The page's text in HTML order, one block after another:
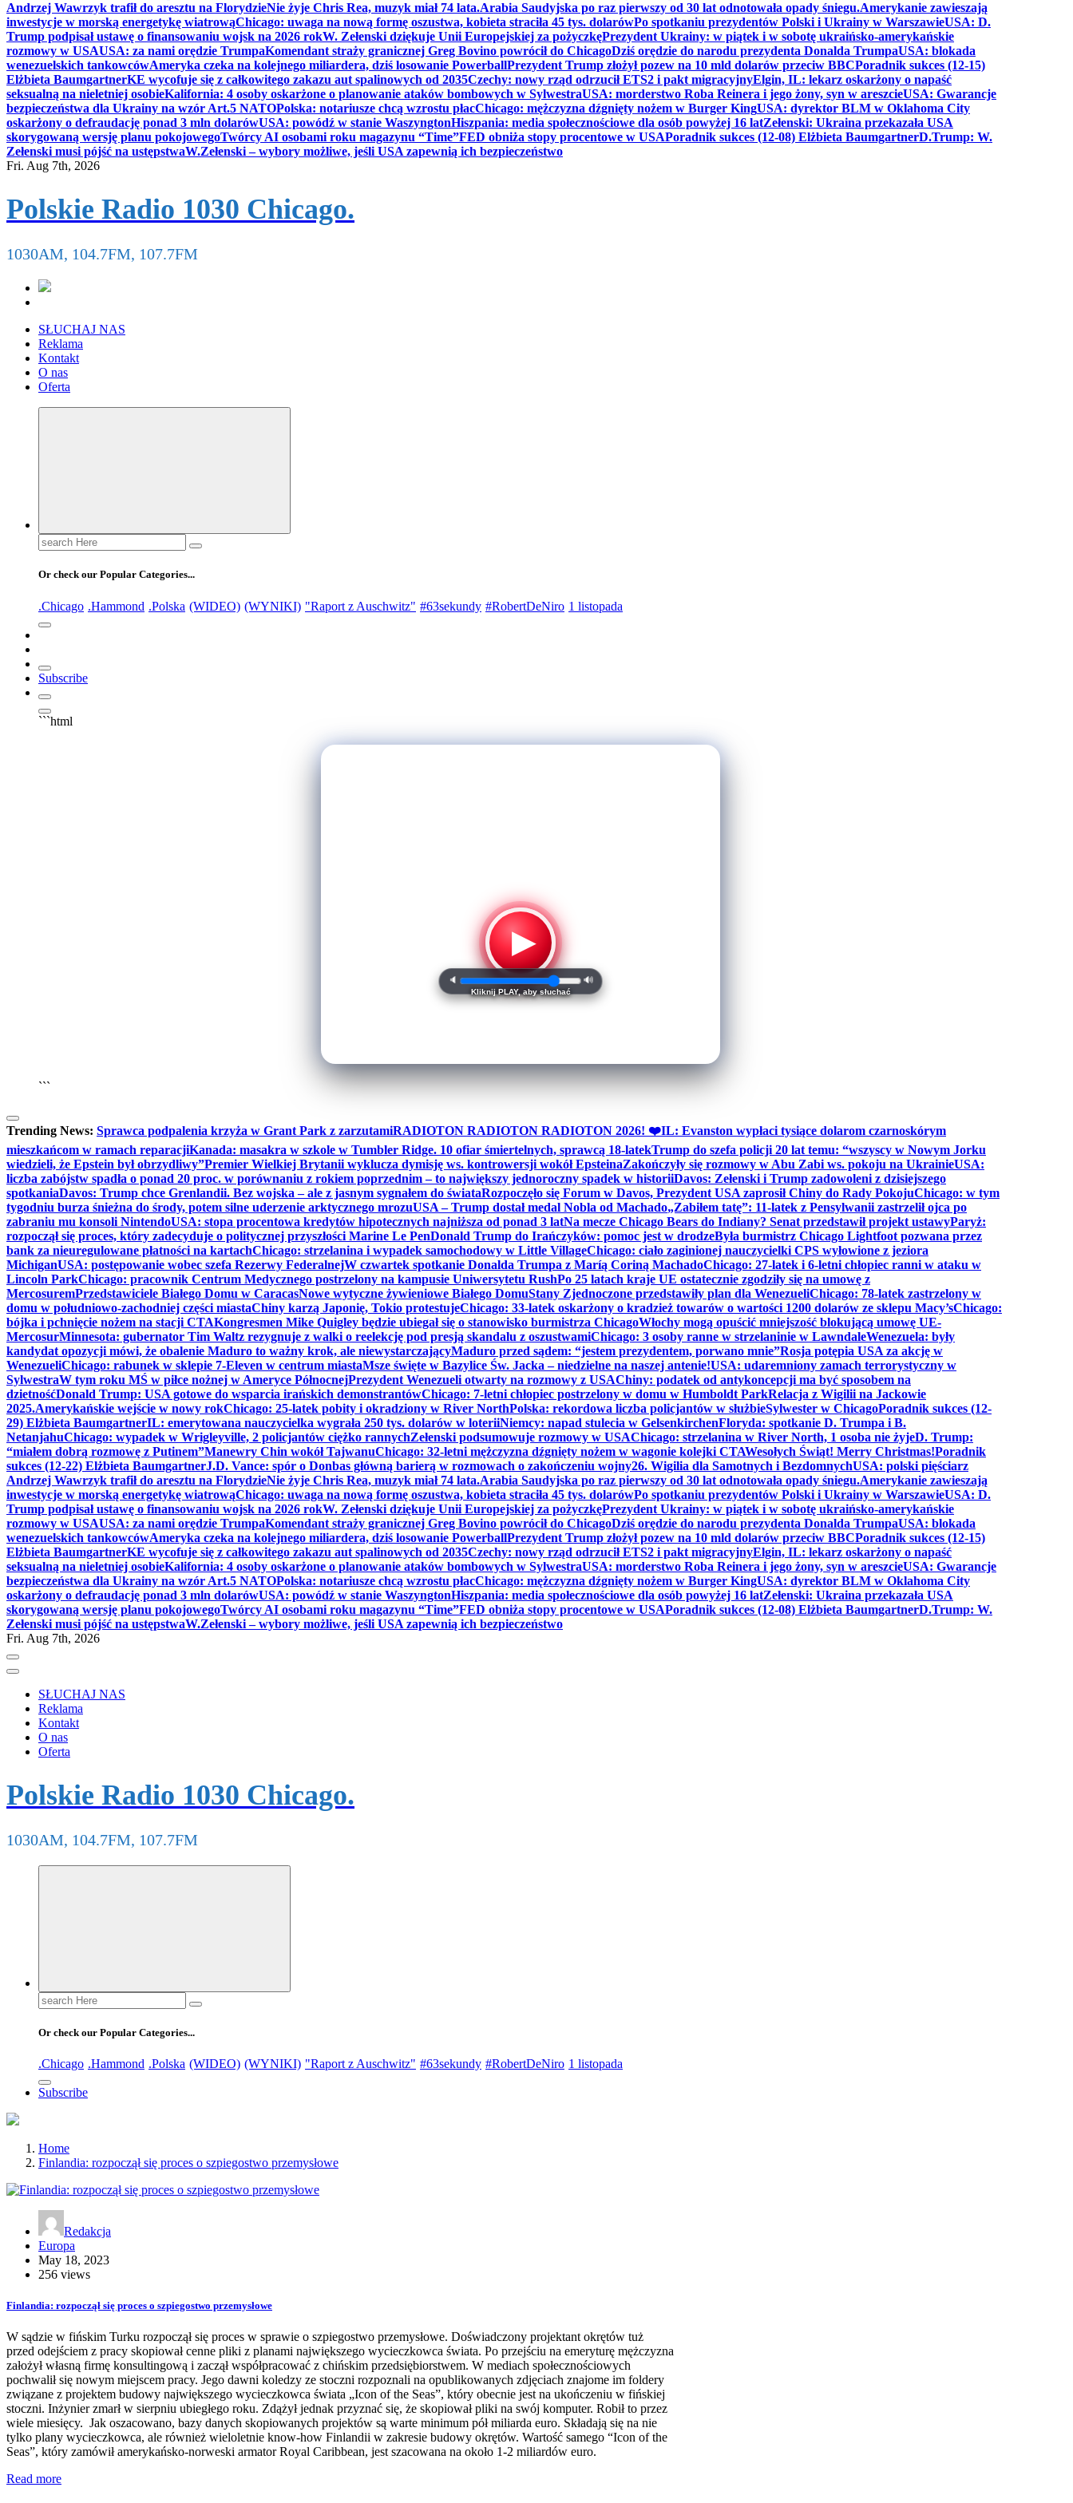
Andrzej Wawrzyk trafił do aresztu na FlorydzieNie żyje Chris Rea, muzyk miał 74 lata.Arabia Saudyjska po raz pierwszy od 30 lat odnotowała opady śniegu.Amerykanie zawieszają
inwestycje w morską energetykę wiatrowąChicago: uwaga na nową formę oszustwa, kobieta straciła 45 tys. dolarówPo spotkaniu prezydentów Polski i Ukrainy w WarszawieUSA: D.
Trump podpisał ustawę o finansowaniu wojsk na 2026 rokW. Zełenski dziękuje Unii Europejskiej za pożyczkęPrezydent Ukrainy: w piątek i w sobotę ukraińsko-amerykańskie
rozmowy w USAUSA: za nami orędzie TrumpaKomendant straży granicznej Greg Bovino powrócił do ChicagoDziś orędzie do narodu prezydenta Donalda TrumpaUSA: blokada
wenezuelskich tankowcówAmeryka czeka na kolejnego miliardera, dziś losowanie PowerballPrezydent Trump złożył pozew na 10 mld dolarów przeciw BBCPoradnik sukces (12-15)
Elżbieta BaumgartnerKE wycofuje się z całkowitego zakazu aut spalinowych od 2035Czechy: nowy rząd odrzucił ETS2 i pakt migracyjnyElgin, IL: lekarz oskarżony o napaść
seksualną na nieletniej osobieKalifornia: 4 osoby oskarżone o planowanie ataków bombowych w SylwestraUSA: morderstwo Roba Reinera i jego żony, syn w areszcieUSA: Gwarancje
bezpieczeństwa dla Ukrainy na wzór Art.5 NATOPolska: notariusze chcą wzrostu płacChicago: mężczyzna dźgnięty nożem w Burger KingUSA: dyrektor BLM w Oklahoma City
oskarżony o defraudację ponad 3 mln dolarówUSA: powódź w stanie WaszyngtonHiszpania: media społecznościowe dla osób powyżej 16 latZełenski: Ukraina przekazała USA
skorygowaną wersję planu pokojowegoTwórcy AI osobami roku magazynu “Time”FED obniża stopy procentowe w USAPoradnik sukces (12-08) Elżbieta BaumgartnerD.Trump: W.
Zełenski musi pójść na ustępstwaW.Zełenski – wybory możliwe, jeśli USA zapewnią ich bezpieczeństwo
Fri. Aug 7th, 2026
Polskie Radio 1030 Chicago.
1030AM, 104.7FM, 107.7FM
SŁUCHAJ NAS
Reklama
Kontakt
O nas
Oferta
Search
for:
Or check our Popular Categories...
.Chicago .Hammond .Polska (WIDEO) (WYNIKI) "Raport z Auschwitz" #63sekundy #RobertDeNiro 1 listopada
Subscribe
```html
▶
🔈 🔊
Kliknij PLAY, aby słuchać
```
Trending News: Sprawca podpalenia krzyża w Grant Park z zarzutamiRADIOTON RADIOTON RADIOTON 2026! ❤️IL: Evanston wypłaci tysiące dolarom czarnoskórym
mieszkańcom w ramach reparacjiKanada: masakra w szkole w Tumbler Ridge. 10 ofiar śmiertelnych, sprawcą 18-latekTrump do szefa policji 20 lat temu: “wszyscy w Nowym Jorku
wiedzieli, że Epstein był obrzydliwy”Premier Wielkiej Brytanii wyklucza dymisję ws. kontrowersji wokół EpsteinaZakończyły się rozmowy w Abu Zabi ws. pokoju na UkrainieUSA:
liczba zabójstw spadła o ponad 20 proc. w porównaniu z rokiem poprzednim – to największy jednoroczny spadek w historiiDavos: Zełenski i Trump zadowoleni z dzisiejszego
spotkaniaDavos: Trump chce Grenlandii. Bez wojska – ale z jasnym sygnałem do świataRozpoczęło się Forum w Davos, Prezydent USA zaprosił Chiny do Rady PokojuChicago: w tym
tygodniu burza śnieżna do środy, potem silne uderzenie arktycznego mrozuUSA – Trump dostał medal Nobla od Machado„Zabiłem tatę”: 11-latek z Pensylwanii zastrzelił ojca po
zabraniu mu konsoli NintendoUSA: stopa procentowa kredytów hipotecznych najniższa od ponad 3 latNa mecze Chicago Bears do Indiany? Senat przedstawił projekt ustawyParyż:
rozpoczął się proces, który zadecyduje o politycznej przyszłości Marine Le PenDonald Trump do Irańczyków: pomoc jest w drodzeByła burmistrz Chicago Lightfoot pozwana przez
bank za nieuregulowane płatności na kartachChicago: strzelanina i wypadek samochodowy w Little VillageChicago: ciało zaginionej nauczycielki CPS wyłowione z jeziora
MichiganUSA: postępowanie wobec szefa Rezerwy FederalnejW czwartek spotkanie Donalda Trumpa z Maríą Coriną MachadoChicago: 27-latek i 6-letni chłopiec ranni w ataku w
Lincoln ParkChicago: pracownik Centrum Medycznego postrzelony na kampusie Uniwersytetu RushPo 25 latach kraje UE ostatecznie zgodziły się na umowę z
MercosuremPrzedstawiciele Białego Domu w CaracasNowe wytyczne żywieniowe Białego DomuStany Zjednoczone przedstawiły plan dla WenezueliChicago: 78-latek zastrzelony w
domu w południowo-zachodniej części miastaChiny karzą Japonię, Tokio protestujeChicago: 33-latek oskarżony o kradzież towarów o wartości 1200 dolarów ze sklepu Macy’sChicago:
bójka i pchnięcie nożem na stacji CTAKongresmen Mike Quigley będzie ubiegał się o stanowisko burmistrza ChicagoWłochy mogą opuścić mniejszość blokującą umowę UE-
MercosurMinnesota: gubernator Tim Waltz rezygnuje z walki o reelekcję pod presją skandalu z oszustwamiChicago: 3 osoby ranne w strzelaninie w LawndaleWenezuela: były
kandydat opozycji mówi, że obalenie Maduro to ważny krok, ale niewystarczającyMaduro przed sądem: “jestem prezydentem, porwano mnie”Rosja potępia USA za akcję w
WenezueliChicago: rabunek w sklepie 7-Eleven w centrum miastaMsze święte w Bazylice Św. Jacka – niedzielne na naszej antenie!USA: udaremniony zamach terrorystyczny w
SylwestraW tym roku MŚ w piłce nożnej w Ameryce PółnocnejPrezydent Wenezueli otwarty na rozmowy z USAChiny: podatek od antykoncepcji ma być sposobem na
dzietnośćDonald Trump: USA gotowe do wsparcia irańskich demonstrantówChicago: 7-letni chłopiec postrzelony w domu w Humboldt ParkRelacja z Wigilii na Jackowie
2025.Amerykańskie wejście w nowy rokChicago: 25-latek pobity i okradziony w River NorthPolska: rekordowa liczba policjantów w służbieSylwester w ChicagoPoradnik sukces (12-
29) Elżbieta BaumgartnerIL: emerytowana nauczycielka wygrała 250 tys. dolarów w loteriiNiemcy: napad stulecia w GelsenkirchenFloryda: spotkanie D. Trumpa i B.
NetanjahuChicago: wypadek w Wrigleyville, 2 policjantów ciężko rannychZełenski podsumowuje rozmowy w USAChicago: strzelanina w River North, 1 osoba nie żyjeD. Trump:
“miałem dobrą rozmowę z Putinem”Manewry Chin wokół TajwanuChicago: 32-letni mężczyzna dźgnięty nożem w wagonie kolejki CTAWesołych Świąt! Merry Christmas!Poradnik
sukces (12-22) Elżbieta BaumgartnerJ.D. Vance: spór o Donbas główną barierą w rozmowach o zakończeniu wojny26. Wigilia dla Samotnych i BezdomnychUSA: polski pięściarz
Andrzej Wawrzyk trafił do aresztu na FlorydzieNie żyje Chris Rea, muzyk miał 74 lata.Arabia Saudyjska po raz pierwszy od 30 lat odnotowała opady śniegu.Amerykanie zawieszają
inwestycje w morską energetykę wiatrowąChicago: uwaga na nową formę oszustwa, kobieta straciła 45 tys. dolarówPo spotkaniu prezydentów Polski i Ukrainy w WarszawieUSA: D.
Trump podpisał ustawę o finansowaniu wojsk na 2026 rokW. Zełenski dziękuje Unii Europejskiej za pożyczkęPrezydent Ukrainy: w piątek i w sobotę ukraińsko-amerykańskie
rozmowy w USAUSA: za nami orędzie TrumpaKomendant straży granicznej Greg Bovino powrócił do ChicagoDziś orędzie do narodu prezydenta Donalda TrumpaUSA: blokada
wenezuelskich tankowcówAmeryka czeka na kolejnego miliardera, dziś losowanie PowerballPrezydent Trump złożył pozew na 10 mld dolarów przeciw BBCPoradnik sukces (12-15)
Elżbieta BaumgartnerKE wycofuje się z całkowitego zakazu aut spalinowych od 2035Czechy: nowy rząd odrzucił ETS2 i pakt migracyjnyElgin, IL: lekarz oskarżony o napaść
seksualną na nieletniej osobieKalifornia: 4 osoby oskarżone o planowanie ataków bombowych w SylwestraUSA: morderstwo Roba Reinera i jego żony, syn w areszcieUSA: Gwarancje
bezpieczeństwa dla Ukrainy na wzór Art.5 NATOPolska: notariusze chcą wzrostu płacChicago: mężczyzna dźgnięty nożem w Burger KingUSA: dyrektor BLM w Oklahoma City
oskarżony o defraudację ponad 3 mln dolarówUSA: powódź w stanie WaszyngtonHiszpania: media społecznościowe dla osób powyżej 16 latZełenski: Ukraina przekazała USA
skorygowaną wersję planu pokojowegoTwórcy AI osobami roku magazynu “Time”FED obniża stopy procentowe w USAPoradnik sukces (12-08) Elżbieta BaumgartnerD.Trump: W.
Zełenski musi pójść na ustępstwaW.Zełenski – wybory możliwe, jeśli USA zapewnią ich bezpieczeństwo
Fri. Aug 7th, 2026
SŁUCHAJ NAS
Reklama
Kontakt
O nas
Oferta
Polskie Radio 1030 Chicago.
1030AM, 104.7FM, 107.7FM
Search
for:
Or check our Popular Categories...
.Chicago .Hammond .Polska (WIDEO) (WYNIKI) "Raport z Auschwitz" #63sekundy #RobertDeNiro 1 listopada
Subscribe
Home
Finlandia: rozpoczął się proces o szpiegostwo przemysłowe
Redakcja
Europa
May 18, 2023
256 views
Finlandia: rozpoczął się proces o szpiegostwo przemysłowe
W sądzie w fińskim Turku rozpoczął się proces w sprawie o szpiegostwo przemysłowe. Doświadczony projektant okrętów tuż
przed odejściem z pracy skopiował cenne pliki z planami największego wycieczkowca świata. Po przejściu na emeryturę mężczyzna
założył własną firmę konsultingową i zaczął współpracować z chińskim przedsiębiorstwem. W mediach społecznościowych
pochwalił się nowym miejscem pracy. Jego dawni koledzy ze stoczni rozpoznali na opublikowanych zdjęciach znajome im foldery
związane z projektem budowy największego wycieczkowca świata „Icon of the Seas”, który obecnie jest na ukończeniu w fińskiej
stoczni. Inżynier zmarł w sierpniu ubiegłego roku. Zdążył jednak przyznać się, że skopiował pliki na swój komputer. Robił to przez
wiele miesięcy. Jak oszacowano, bazy danych skopiowanych projektów są warte minimum pół miliarda euro. Składają się na nie
tylko plany wycieczkowca, ale również wieloletnie know-how Finlandii w zakresie budowy okrętów. Wartość samego “Icon of the
Seas”, który zamówił amerykańsko-norweski armator Royal Caribbean, jest szacowana na około 1-2 miliardów euro.
Read more